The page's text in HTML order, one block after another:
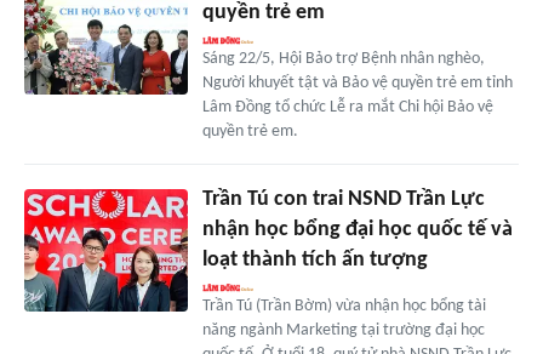
quyền trẻ em
Sáng 22/5, Hội Bảo trợ Bệnh nhân nghèo,
Người khuyết tật và Bảo vệ quyền trẻ em tỉnh
Lâm Đồng tổ chức Lễ ra mắt Chi hội Bảo vệ
quyền trẻ em.
Trần Tú con trai NSND Trần Lực
nhận học bổng đại học quốc tế và
loạt thành tích ấn tượng
Trần Tú (Trần Bờm) vừa nhận học bổng tài
năng ngành Marketing tại trường đại học